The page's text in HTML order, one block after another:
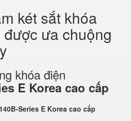
két sắt khóa
ưa chuộng
khóa điện
E Korea cao cấp